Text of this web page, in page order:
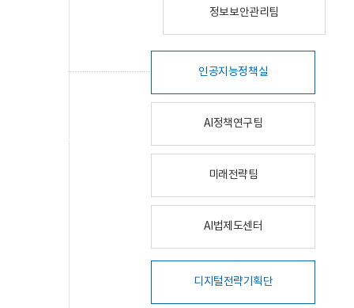
정보보안관리팀
인공지능정책실
AI정책연구팀
미래전략팀
AI법제도센터
디지털전략기획단